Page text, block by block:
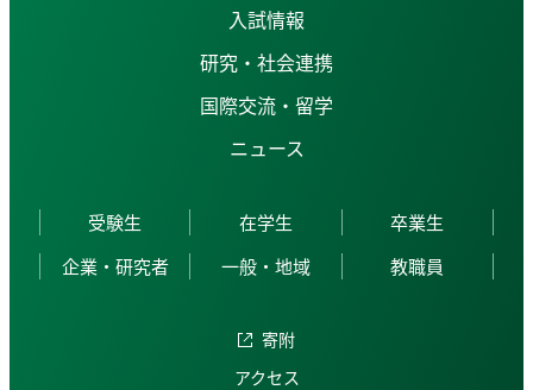
入試情報
研究・社会連携
国際交流・留学
ニュース
受験生 在学生
卒業生
企業・研究者
一般・地域 教職員
寄附
アクセス